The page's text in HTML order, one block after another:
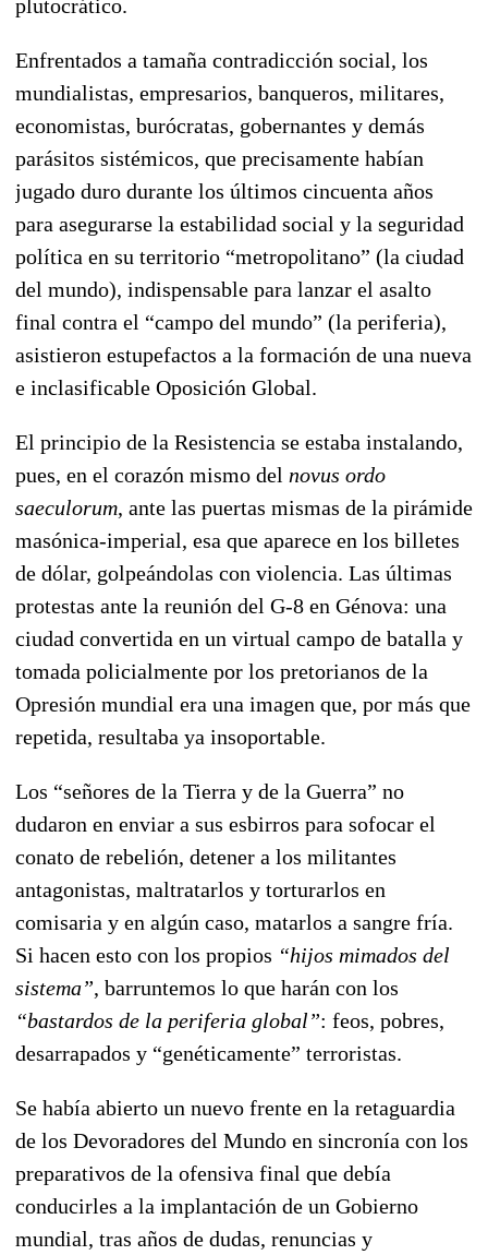
plutocrático.
Enfrentados a tamaña contradicción social, los
mundialistas, empresarios, banqueros, militares,
economistas, burócratas, gobernantes y demás
parásitos sistémicos, que precisamente habían
jugado duro durante los últimos cincuenta años
para asegurarse la estabilidad social y la seguridad
política en su territorio “metropolitano” (la ciudad
del mundo), indispensable para lanzar el asalto
final contra el “campo del mundo” (la periferia),
asistieron estupefactos a la formación de una nueva
e inclasificable Oposición Global.
El principio de la Resistencia se estaba instalando,
pues, en el corazón mismo del novus ordo
saeculorum, ante las puertas mismas de la pirámide
masónica-imperial, esa que aparece en los billetes
de dólar, golpeándolas con violencia. Las últimas
protestas ante la reunión del G-8 en Génova: una
ciudad convertida en un virtual campo de batalla y
tomada policialmente por los pretorianos de la
Opresión mundial era una imagen que, por más que
repetida, resultaba ya insoportable.
Los “señores de la Tierra y de la Guerra” no
dudaron en enviar a sus esbirros para sofocar el
conato de rebelión, detener a los militantes
antagonistas, maltratarlos y torturarlos en
comisaria y en algún caso, matarlos a sangre fría.
Si hacen esto con los propios “hijos mimados del
sistema”, barruntemos lo que harán con los
“bastardos de la periferia global”: feos, pobres,
desarrapados y “genéticamente” terroristas.
Se había abierto un nuevo frente en la retaguardia
de los Devoradores del Mundo en sincronía con los
preparativos de la ofensiva final que debía
conducirles a la implantación de un Gobierno
mundial, tras años de dudas, renuncias y